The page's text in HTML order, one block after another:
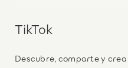
TikTok
Descubre, comparte y